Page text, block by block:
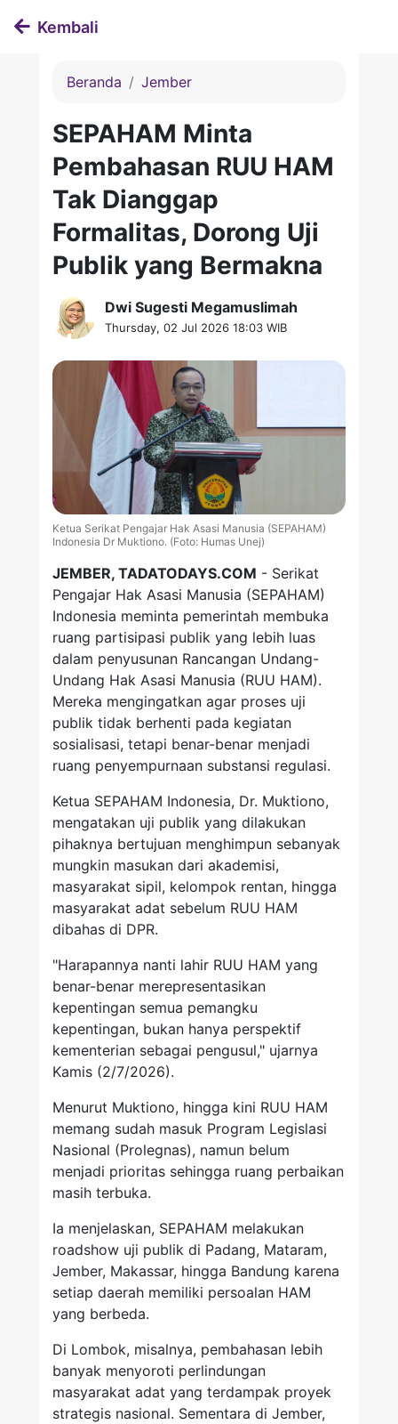
Kembali
Beranda Jember
SEPAHAM Minta
Pembahasan RUU HAM
Tak Dianggap
Formalitas, Dorong Uji
Publik yang Bermakna
Dwi Sugesti Megamuslimah
Thursday, 02 Jul 2026 18:03 WIB
Ketua Serikat Pengajar Hak Asasi Manusia (SEPAHAM)
Indonesia Dr Muktiono. (Foto: Humas Unej)
JEMBER, TADATODAYS.COM - Serikat
Pengajar Hak Asasi Manusia (SEPAHAM)
Indonesia meminta pemerintah membuka
ruang partisipasi publik yang lebih luas
dalam penyusunan Rancangan Undang-
Undang Hak Asasi Manusia (RUU HAM).
Mereka mengingatkan agar proses uji
publik tidak berhenti pada kegiatan
sosialisasi, tetapi benar-benar menjadi
ruang penyempurnaan substansi regulasi.
Ketua SEPAHAM Indonesia, Dr. Muktiono,
mengatakan uji publik yang dilakukan
pihaknya bertujuan menghimpun sebanyak
mungkin masukan dari akademisi,
masyarakat sipil, kelompok rentan, hingga
masyarakat adat sebelum RUU HAM
dibahas di DPR.
"Harapannya nanti lahir RUU HAM yang
benar-benar merepresentasikan
kepentingan semua pemangku
kepentingan, bukan hanya perspektif
kementerian sebagai pengusul," ujarnya
Kamis (2/7/2026).
Menurut Muktiono, hingga kini RUU HAM
memang sudah masuk Program Legislasi
Nasional (Prolegnas), namun belum
menjadi prioritas sehingga ruang perbaikan
masih terbuka.
Ia menjelaskan, SEPAHAM melakukan
roadshow uji publik di Padang, Mataram,
Jember, Makassar, hingga Bandung karena
setiap daerah memiliki persoalan HAM
yang berbeda.
Di Lombok, misalnya, pembahasan lebih
banyak menyoroti perlindungan
masyarakat adat yang terdampak proyek
strategis nasional. Sementara di Jember,